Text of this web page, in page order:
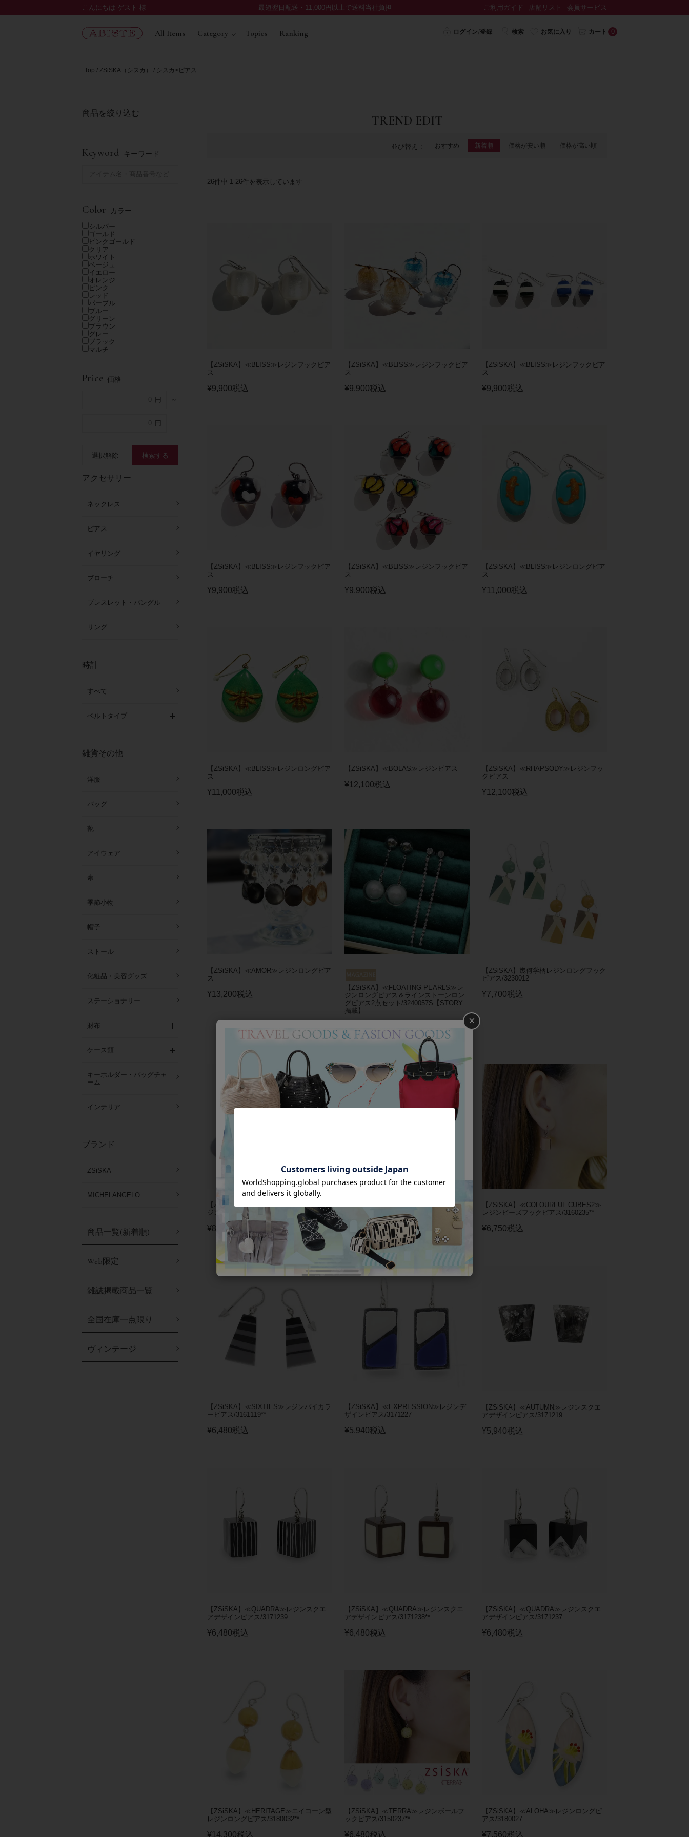
こんにちは ゲスト 様 最短翌日配送・11,000円以上で送料当社負担 ご利用ガイド 店舗リスト 会員サービス
All Items Category Topics Ranking ログイン/登録 検索 お気に入り カート 0
Top ZSiSKA（シスカ） シスカ>ピアス
商品を絞り込む
Keyword キーワード
Color カラー
シルバー
ゴールド
ピンクゴールド
クリア
ホワイト
ベージュ
イエロー
オレンジ
ピンク
レッド
パープル
ブルー
グリーン
ブラウン
グレー
ブラック
マルチ
Price 価格
～
アクセサリー
ネックレス
ピアス
イヤリング
ブローチ
ブレスレット・バングル
リング
時計
すべて
ベルトタイプ
雑貨その他
洋服
バッグ
靴
アイウェア
傘
季節小物
帽子
ストール
化粧品・美容グッズ
ステーショナリー
財布
ケース類
キーホルダー・バッグチャ
ーム
インテリア
ブランド
ZSiSKA
MICHELANGELO
商品一覧(新着順)
Web限定
雑誌掲載商品一覧
全国在庫一点限り
ヴィンテージ
TREND EDIT
並び替え おすすめ 新着順 価格が安い順 価格が高い順
26件中 1-26
【ZSiSKA】≪BLISS≫レジンフックピア
ス
¥9,900税込
【ZSiSKA】≪BLISS≫レジンフックピア
ス
¥9,900税込
【ZSiSKA】≪BLISS≫レジンフックピア
ス
¥9,900税込
【ZSiSKA】≪BLISS≫レジンフックピア
ス
¥9,900税込
【ZSiSKA】≪BLISS≫レジンフックピア
ス
¥9,900税込
【ZSiSKA】≪BLISS≫レジンロングピア
ス
¥11,000税込
【ZSiSKA】≪BLISS≫レジンロングピア
ス
¥11,000税込
【ZSiSKA】≪BOLAS≫レジンピアス
¥12,100税込
【ZSiSKA】≪RHAPSODY≫レジンフッ
クピアス
¥12,100税込
【ZSiSKA】≪AMOR≫レジンロングピア
ス
¥13,200税込
【ZSiSKA】≪FLOATING PEARLS≫レ
ジンロングピアス＆ラインストーンロン
グピアス2点セット/3240057S【STORY
掲載】
【ZSiSKA】幾何学柄レジンロングフック
ピアス/3230012
¥7,700税込
【ZSiSKA】≪COLOURFUL BEADS≫レ
ジンボールピアス 3210019-
¥8,030税込
【ZSiSKA】≪COLOURFUL BEADS2≫
レジンビーズフックピアス/3160234**
¥ 6,750税込
【ZSiSKA】≪COLOURFUL CUBES2≫
レジンビーズフックピアス/3160235**
¥6,750税込
【ZSiSKA】≪SIXTIES≫レジンバイカラ
ーピアス/3161119**
¥6,480税込
【ZSiSKA】≪EXPRESSION≫レジンデ
ザインピアス/3171227
¥5,940税込
【ZSiSKA】≪AUTUMN≫レジンスクエ
アデザインピアス/3171219
¥5,940税込
【ZSiSKA】≪QUADRA≫レジンスクエ
アデザインピアス/3171239
¥6,480税込
【ZSiSKA】≪QUADRA≫レジンスクエ
アデザインピアス/3171238**
¥6,480税込
【ZSiSKA】≪QUADRA≫レジンスクエ
アデザインピアス/3171237
¥6,480税込
【ZSiSKA】≪HERITAGE≫エイコーン型
レジンロングピアス/3180032**
¥14,300税込
【ZSiSKA】≪TERRA≫レジンボールフ
ックピアス/3150237**
¥6,480税込
【ZSiSKA】≪ALOHA≫レジンロングピ
アス/3180027
¥7,560税込
×